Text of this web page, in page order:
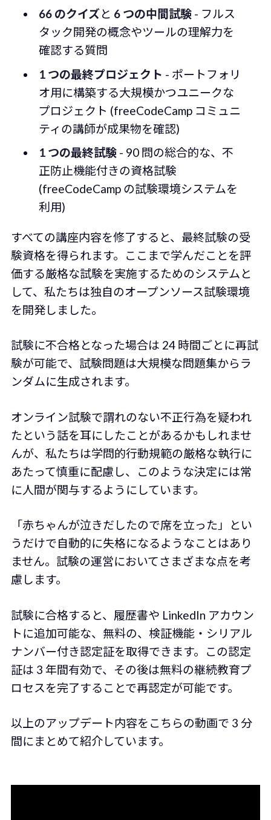
66 のクイズと 6 つの中間試験- フルス
タック開発の概念やツールの理解力を
確認する質問
1 つの最終プロジェクト - ポートフォリ
オ用に構築する大規模かつユニークな
プロジェクト (freeCodeCamp コミュニ
ティの講師が成果物を確認)
1 つの最終試験- 90 問の総合的な、不
正防止機能付きの資格試験
(freeCodeCamp の試験環境システムを
利用)
すべての講座内容を修了すると、最終試験の受
験資格を得られます。ここまで学んだことを評
価する厳格な試験を実施するためのシステムと
して、私たちは独自のオープンソース試験環境
を開発しました。
試験に不合格となった場合は 24 時間ごとに再試
験が可能で、試験問題は大規模な問題集からラ
ンダムに生成されます。
オンライン試験で謂れのない不正行為を疑われ
たという話を耳にしたことがあるかもしれませ
んが、私たちは学問的行動規範の厳格な執行に
あたって慎重に配慮し、このような決定には常
に人間が関与するようにしています。
「赤ちゃんが泣きだしたので席を立った」とい
うだけで自動的に失格になるようなことはあり
ません。試験の運営においてさまざまな点を考
慮します。
試験に合格すると、履歴書や LinkedIn アカウン
トに追加可能な、無料の、検証機能・シリアル
ナンバー付き認定証を取得できます。この認定
証は 3 年間有効で、その後は無料の継続教育プ
ロセスを完了することで再認定が可能です。
以上のアップデート内容をこちらの動画で 3 分
間にまとめて紹介しています。